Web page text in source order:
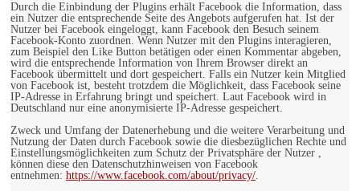
Durch die Einbindung der Plugins erhält Facebook die Information, dass
ein Nutzer die entsprechende Seite des Angebots aufgerufen hat. Ist der
Nutzer bei Facebook eingeloggt, kann Facebook den Besuch seinem
Facebook-Konto zuordnen. Wenn Nutzer mit den Plugins interagieren,
zum Beispiel den Like Button betätigen oder einen Kommentar abgeben,
wird die entsprechende Information von Ihrem Browser direkt an
Facebook übermittelt und dort gespeichert. Falls ein Nutzer kein Mitglied
von Facebook ist, besteht trotzdem die Möglichkeit, dass Facebook seine
IP-Adresse in Erfahrung bringt und speichert. Laut Facebook wird in
Deutschland nur eine anonymisierte IP-Adresse gespeichert.
Zweck und Umfang der Datenerhebung und die weitere Verarbeitung und
Nutzung der Daten durch Facebook sowie die diesbezüglichen Rechte und
Einstellungsmöglichkeiten zum Schutz der Privatsphäre der Nutzer ,
können diese den Datenschutzhinweisen von Facebook
entnehmen: https://www.facebook.com/about/privacy/.